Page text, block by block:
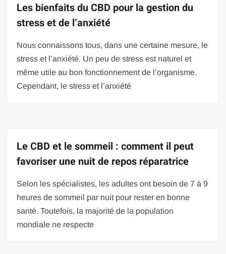
Les bienfaits du CBD pour la gestion du
stress et de l’anxiété
Nous connaissons tous, dans une certaine mesure, le
stress et l’anxiété. Un peu de stress est naturel et
même utile au bon fonctionnement de l’organisme.
Cependant, le stress et l’anxiété
Le CBD et le sommeil : comment il peut
favoriser une nuit de repos réparatrice
Selon les spécialistes, les adultes ont besoin de 7 à 9
heures de sommeil par nuit pour rester en bonne
santé. Toutefois, la majorité de la population
mondiale ne respecte